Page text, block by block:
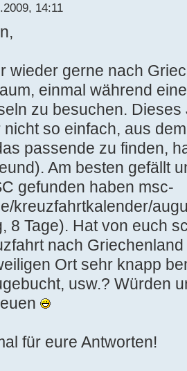
14:11
wieder gerne nach
einmal während
zu besuchen.
so einfach, aus
passende zu finden,
Am besten gefällt
gefunden haben msc-
kreuzfahrtkalender/
8 Tage). Hat von euch
nach
Ort sehr knapp
usw.? Würden
für eure Antworten!